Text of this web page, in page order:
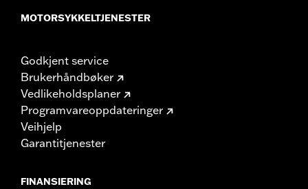
MOTORSYKKELTJENESTER
Godkjent service
Brukerhåndbøker
Vedlikeholdsplaner
Programvareoppdateringer
Veihjelp
Garantitjenester
FINANSIERING